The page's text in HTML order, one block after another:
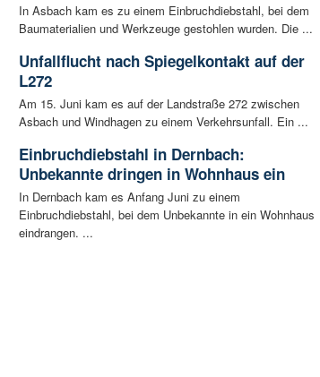
In Asbach kam es zu einem Einbruchdiebstahl, bei dem
Baumaterialien und Werkzeuge gestohlen wurden. Die ...
Unfallflucht nach Spiegelkontakt auf der
L272
Am 15. Juni kam es auf der Landstraße 272 zwischen
Asbach und Windhagen zu einem Verkehrsunfall. Ein ...
Einbruchdiebstahl in Dernbach:
Unbekannte dringen in Wohnhaus ein
In Dernbach kam es Anfang Juni zu einem
Einbruchdiebstahl, bei dem Unbekannte in ein Wohnhaus
eindrangen. ...